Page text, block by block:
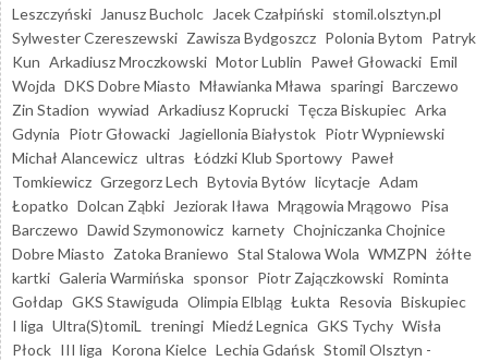
Leszczyński
Janusz Bucholc Jacek Czałpiński stomil.olsztyn.pl
Sylwester Czereszewski Zawisza Bydgoszcz Polonia Bytom Patryk
Kun Arkadiusz Mroczkowski Motor Lublin Paweł Głowacki Emil
Wojda DKS Dobre Miasto Mławianka Mława sparingi Barczewo
Zin Stadion wywiad Arkadiusz Koprucki Tęcza Biskupiec Arka
Gdynia Piotr Głowacki Jagiellonia Białystok Piotr Wypniewski
Michał Alancewicz ultras Łódzki Klub Sportowy Paweł
Tomkiewicz Grzegorz Lech Bytovia Bytów licytacje Adam
Łopatko Dolcan Ząbki Jeziorak Iława Mrągowia Mrągowo Pisa
Barczewo Dawid Szymonowicz karnety Chojniczanka Chojnice
Dobre Miasto Zatoka Braniewo Stal Stalowa Wola WMZPN żółte
kartki Galeria Warmińska sponsor Piotr Zajączkowski Rominta
Gołdap GKS Stawiguda Olimpia Elbląg Łukta Resovia Biskupiec
I liga Ultra(S)tomiL treningi Miedź Legnica GKS Tychy Wisła
Płock III liga Korona Kielce Lechia Gdańsk Stomil Olsztyn -